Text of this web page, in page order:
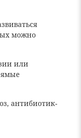
можно
или
антибиотик-